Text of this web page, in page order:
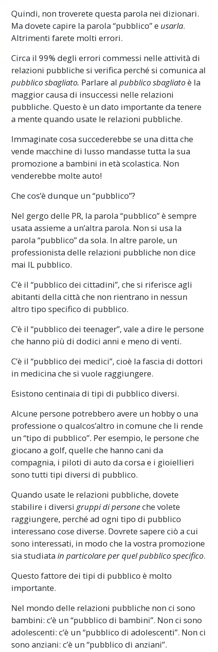
Quindi, non troverete questa parola nei dizionari.
Ma dovete capire la parola “pubblico” e usarla.
Altrimenti farete molti errori.
Circa il 99% degli errori commessi nelle attività di
relazioni pubbliche si verifica perché si comunica al
pubblico sbagliato. Parlare al pubblico sbagliatoè la
maggior causa di insuccessi nelle relazioni
pubbliche. Questo è un dato importante da tenere
a mente quando usate le relazioni pubbliche.
Immaginate cosa succederebbe se una ditta che
vende macchine di lusso mandasse tutta la sua
promozione a bambini in età scolastica. Non
venderebbe molte auto!
Che cos’è dunque un “pubblico”?
Nel gergo delle PR, la parola “pubblico” è sempre
usata assieme a un’altra parola. Non si usa la
parola “pubblico” da sola. In altre parole, un
professionista delle relazioni pubbliche non dice
mai IL pubblico.
C’è il “pubblico dei cittadini”, che si riferisce agli
abitanti della città che non rientrano in nessun
altro tipo specifico di pubblico.
C’è il “pubblico dei teenager”, vale a dire le persone
che hanno più di dodici anni e meno di venti.
C’è il “pubblico dei medici”, cioè la fascia di dottori
in medicina che si vuole raggiungere.
Esistono centinaia di tipi di pubblico diversi.
Alcune persone potrebbero avere un hobby o una
professione o qualcos’altro in comune che li rende
un “tipo di pubblico”. Per esempio, le persone che
giocano a golf, quelle che hanno cani da
compagnia, i piloti di auto da corsa e i gioiellieri
sono tutti tipi diversi di pubblico.
Quando usate le relazioni pubbliche, dovete
stabilire i diversi gruppi di personeche volete
raggiungere, perché ad ogni tipo di pubblico
interessano cose diverse. Dovrete sapere ciò a cui
sono interessati, in modo che la vostra promozione
sia studiatain particolare per quel pubblico specifico.
Questo fattore dei tipi di pubblico è molto
importante.
Nel mondo delle relazioni pubbliche non ci sono
bambini: c’è un “pubblico di bambini”. Non ci sono
adolescenti: c’è un “pubblico di adolescenti”. Non ci
sono anziani: c’è un “pubblico di anziani”.